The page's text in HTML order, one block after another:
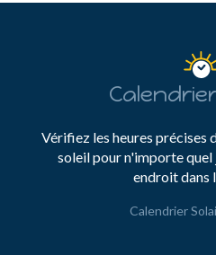
Vérifiez les heures précises
soleil pour n'importe
endroit dans
Calendrier